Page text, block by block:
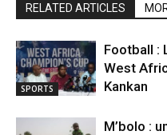
RELATED ARTICLES
SPORTS
Football :
West
Kankan
M’bolo :